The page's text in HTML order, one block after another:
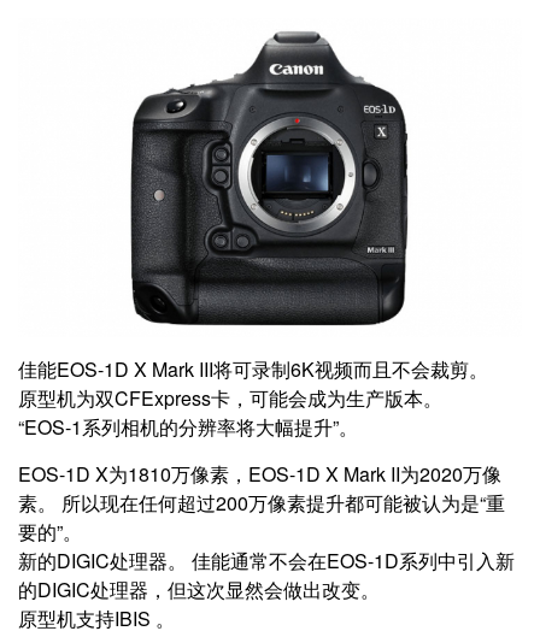
佳能EOS-1D X Mark III将可录制6K视频而且不会裁剪。
原型机为双CFExpress卡，可能会成为生产版本。
“EOS-1系列相机的分辨率将大幅提升”。
EOS-1D X为1810万像素，EOS-1D X Mark II为2020万像
素。 所以现在任何超过200万像素提升都可能被认为是“重
要的”。
新的DIGIC处理器。 佳能通常不会在EOS-1D系列中引入新
的DIGIC处理器，但这次显然会做出改变。
原型机支持IBIS 。